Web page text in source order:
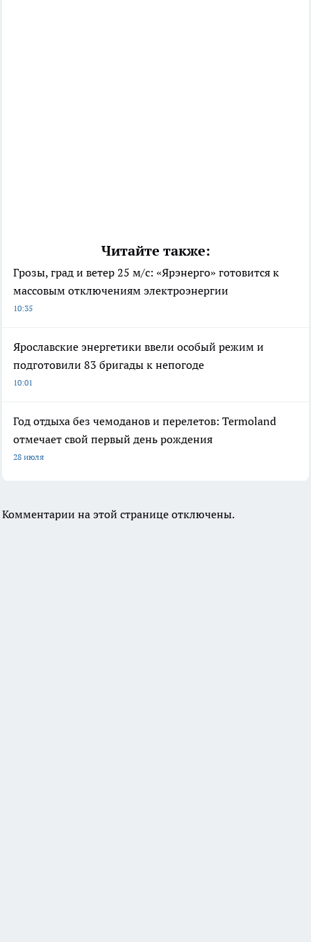
Читайте также:
Грозы, град и ветер 25 м/с: «Ярэнерго» готовится к
массовым отключениям электроэнергии
10:35
Ярославские энергетики ввели особый режим и
подготовили 83 бригады к непогоде
10:01
Год отдыха без чемоданов и перелетов: Termoland
отмечает свой первый день рождения
28 июля
Комментарии на этой странице отключены.